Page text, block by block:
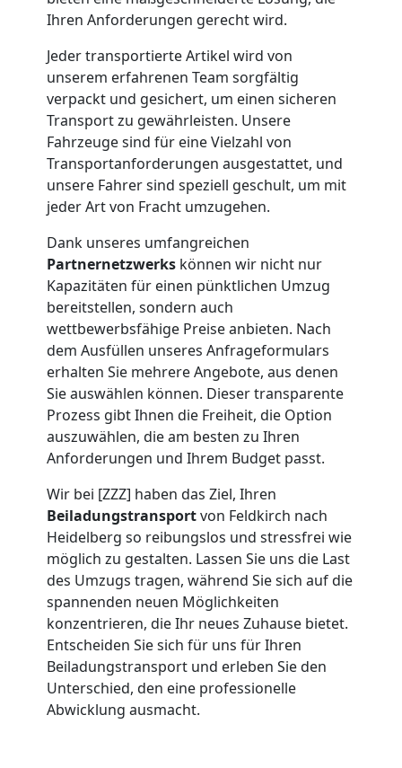
Ihren Anforderungen gerecht wird.
Jeder transportierte Artikel wird von
unserem erfahrenen Team sorgfältig
verpackt und gesichert, um einen sicheren
Transport zu gewährleisten. Unsere
Fahrzeuge sind für eine Vielzahl von
Transportanforderungen ausgestattet, und
unsere Fahrer sind speziell geschult, um mit
jeder Art von Fracht umzugehen.
Dank unseres umfangreichen
Partnernetzwerks können wir nicht nur
Kapazitäten für einen pünktlichen Umzug
bereitstellen, sondern auch
wettbewerbsfähige Preise anbieten. Nach
dem Ausfüllen unseres Anfrageformulars
erhalten Sie mehrere Angebote, aus denen
Sie auswählen können. Dieser transparente
Prozess gibt Ihnen die Freiheit, die Option
auszuwählen, die am besten zu Ihren
Anforderungen und Ihrem Budget passt.
Wir bei [ZZZ] haben das Ziel, Ihren
Beiladungstransportvon Feldkirch nach
Heidelberg so reibungslos und stressfrei wie
möglich zu gestalten. Lassen Sie uns die Last
des Umzugs tragen, während Sie sich auf die
spannenden neuen Möglichkeiten
konzentrieren, die Ihr neues Zuhause bietet.
Entscheiden Sie sich für uns für Ihren
Beiladungstransport und erleben Sie den
Unterschied, den eine professionelle
Abwicklung ausmacht.
Möbelmontage
Feldkirch
Möbeltransport
Feldkirch
Beiladung
Feldkirch
Mini
Umzug
Feldkirch
Umzug
Mann
LKW